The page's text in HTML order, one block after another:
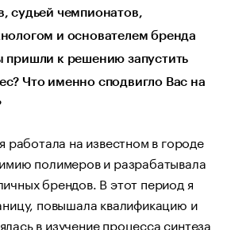
судьей чемпионатов,
и основателем бренда
пришли к решению запустить
Что именно сподвигло Вас на
работала на известном в городе
полимеров и разрабатывала
брендов. В этот период я
повышала квалификацию и
в изучение процесса синтеза